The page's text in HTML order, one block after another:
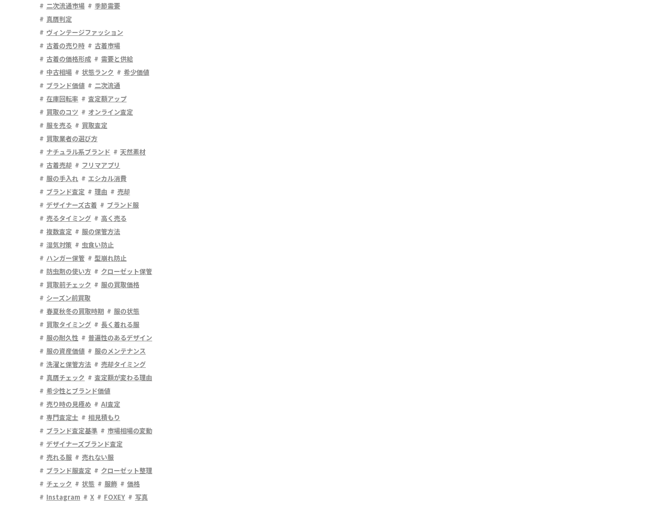
二次流通市場
季節需要
真贋判定
ヴィンテージファッション
古着の売り時
古着市場
古着の価格形成
需要と供給
中古相場
状態ランク
希少価値
ブランド価値
二次流通
在庫回転率
査定額アップ
買取のコツ
オンライン査定
服を売る
買取査定
買取業者の選び方
ナチュラル系ブランド
天然素材
古着売却
フリマアプリ
服の手入れ
エシカル消費
ブランド査定
理由
売却
デザイナーズ古着
ブランド服
売るタイミング
高く売る
複数査定
服の保管方法
湿気対策
虫食い防止
ハンガー保管
型崩れ防止
防虫剤の使い方
クローゼット保管
買取前チェック
服の買取価格
シーズン前買取
春夏秋冬の買取時期
服の状態
買取タイミング
長く着れる服
服の耐久性
普遍性のあるデザイン
服の資産価値
服のメンテナンス
洗濯と保管方法
売却タイミング
真贋チェック
査定額が変わる理由
希少性とブランド価値
売り時の見極め
AI査定
専門査定士
相見積もり
ブランド査定基準
市場相場の変動
デザイナーズブランド査定
売れる服
売れない服
ブランド服査定
クローゼット整理
チェック
状態 服飾
価格
Instagram
X FOXEY
写真